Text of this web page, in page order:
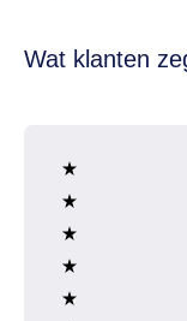
Wat klanten